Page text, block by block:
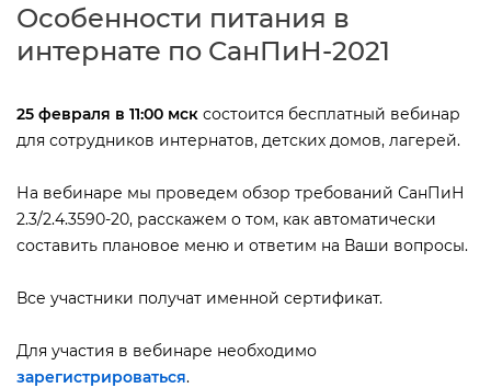
Особенности питания
интернате по СанПиН-2021
25 февраля в 11:00 мск состоится бесплатный вебинар
для сотрудников интернатов, детских домов, лагерей.
На вебинаре мы проведем обзор требований СанПиН
2.3/2.4.3590-20, расскажем о том, как автоматически
составить плановое меню и ответим на Ваши вопросы.
се участники получат именной сертификат.
Для участия в вебинаре необходимо
зарегистрироваться.